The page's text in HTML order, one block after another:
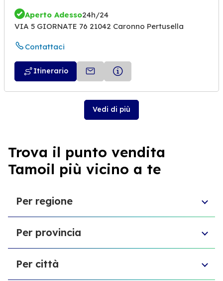
Aperto Adesso24h/24
VIA 5 GIORNATE 76 21042 Caronno Pertusella
Contattaci
Itinerario
Vedi di più
Trova il punto vendita
Tamoil più vicino a te
Per regione
Umbria
Piemonte
Molise
Toscana
Per provincia
Libero consorzio comunale di Ragusa
Ente di decentramento regionale di
Per città